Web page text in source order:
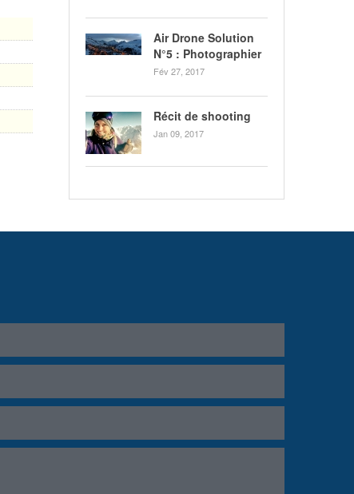
Air Drone Solution
N°5 : Photographier
Fév 27, 2017
Récit de shooting
Jan 09, 2017